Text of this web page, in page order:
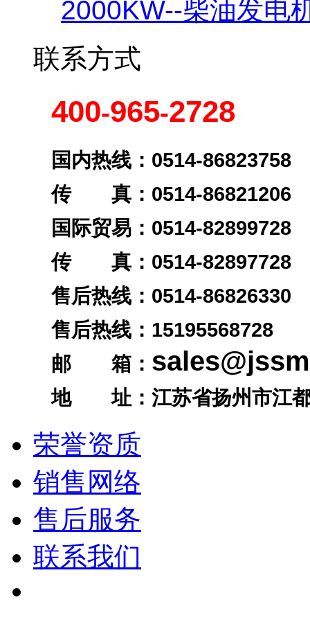
2000KW--柴油发电
联系方式
400-965-2728
国内热线：0514-86823758
传 真：0514-86821206
国际贸易：0514-82899728
传 真：0514-82897728
售后热线：0514-86826330
售后热线： 15195568728
邮 箱：
地 址：江苏省扬州市江都
荣誉资质
销售网络
售后服务
联系我们